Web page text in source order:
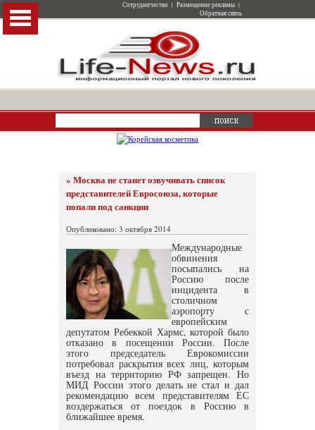
Сотрудничество | Размещение рекламы |
Обратная связь
» Москва не станет озвучивать список
представителей Евросоюза, которые
попали под санкции
Опубликовано: 3 октября 2014
Международные
обвинения
посыпались на
Россию после
инцидента в
столичном
аэропорту с
европейским
депутатом Ребеккой Хармс, которой было
отказано в посещении России. После
этого председатель Еврокомиссии
потребовал раскрытия всех лиц, которым
въезд на территорию РФ запрещен. Но
МИД России этого делать не стал и дал
рекомендацию всем представителям ЕС
воздержаться от поездок в Россию в
ближайшее время.